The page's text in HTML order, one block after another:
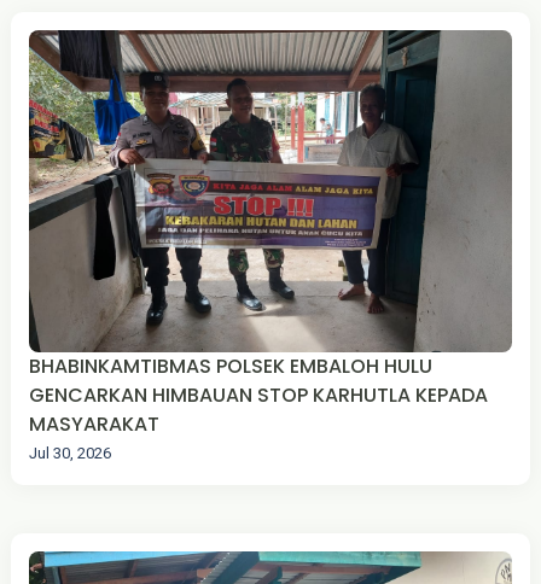
BHABINKAMTIBMAS POLSEK EMBALOH HULU
GENCARKAN HIMBAUAN STOP KARHUTLA KEPADA
MASYARAKAT
Jul 30, 2026